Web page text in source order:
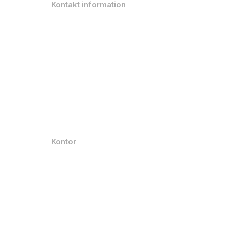
Kontakt information
Kontor